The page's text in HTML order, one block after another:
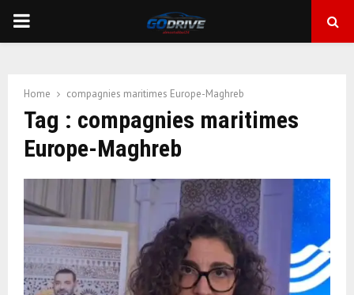
PRIMARY
Home compagnies maritimes Europe-Maghreb
Tag : compagnies maritimes
Europe-Maghreb